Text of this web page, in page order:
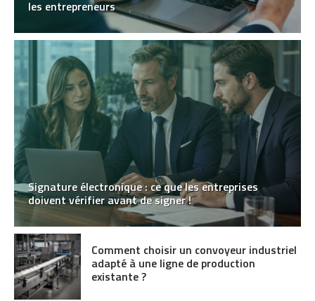
les entrepreneurs
Signature électronique : ce que les entreprises
doivent vérifier avant de signer !
Comment choisir un convoyeur industriel
adapté à une ligne de production
existante ?